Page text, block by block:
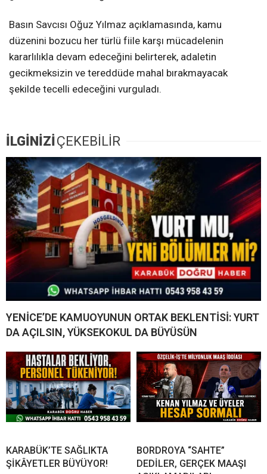
Basın Savcısı Oğuz Yılmaz açıklamasında, kamu
düzenini bozucu her türlü fiile karşı mücadelenin
kararlılıkla devam edeceğini belirterek, adaletin
gecikmeksizin ve tereddüde mahal bırakmayacak
şekilde tecelli edeceğini vurguladı.
İLGİNİZİ ÇEKEBİLİR
YENİCE’DE KAMUOYUNUN ORTAK BEKLENTİSİ: YURT
DA AÇILSIN, YÜKSEKOKUL DA BÜYÜSÜN
KARABÜK’TE SAĞLIKTA
ŞİKÂYETLER BÜYÜYOR!
BORDROYA “SAHTE”
DEDİLER, GERÇEK MAAŞI